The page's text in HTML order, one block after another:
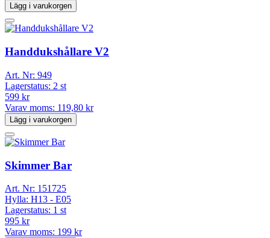
Lägg i varukorgen
Handdukshållare V2
Art. Nr: 949
Lagerstatus: 2 st
599 kr
Varav moms: 119,80 kr
Lägg i varukorgen
Skimmer Bar
Art. Nr: 151725
Hylla: H13 - E05
Lagerstatus: 1 st
995 kr
Varav moms: 199 kr